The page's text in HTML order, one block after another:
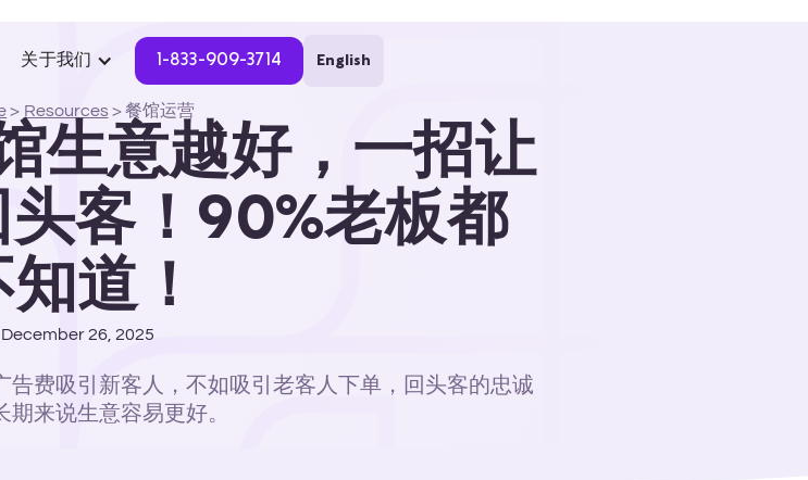
关于我们 1-833-909-3714 English
> Resources > 餐馆运营
生意越好，一招让
客！90%老板都
道！
December 26, 2025
费吸引新客人，不如吸引老客人下单，回头客的忠诚
期来说生意容易更好。